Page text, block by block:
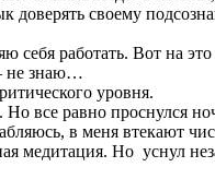
своему
себя работать. Вот на
не знаю…
уровня.
Но все равно
в меня втекают
медитация. Но уснул